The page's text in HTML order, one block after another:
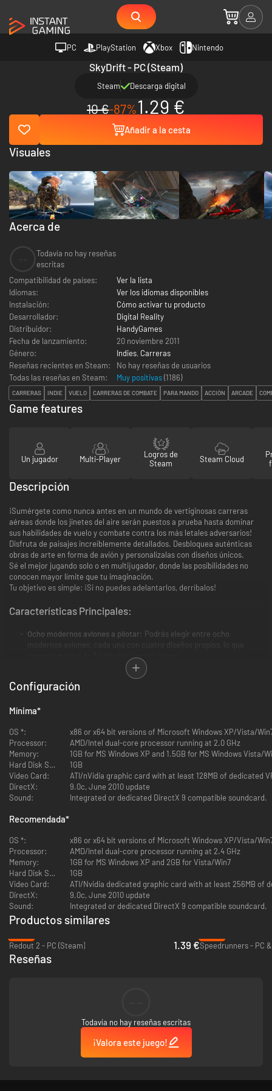
PC PlayStation Xbox Nintendo
SkyDrift - PC (Steam)
Steam Descarga digital
10 €-87%1.29 €
Añadir a la cesta
Acerca de
Todavía no hay reseñas
escritas
Compatibilidad de países:
Ver la lista
Idiomas:
Ver los idiomas disponibles
Instalación:
Cómo activar tu producto
Desarrollador:
Digital Reality
Distribuidor:
HandyGames
Fecha de lanzamiento:
20 noviembre 2011
Género:
Indies, Carreras
Reseñas recientes en Steam:
No hay reseñas de usuarios
Todas las reseñas en Steam:
Muy positivas(1186)
CARRERAS INDIE VUELO CARRERAS DE COMBATE PARA MANDO ACCIÓN ARCADE
Visuales
Game features
Un jugador Multi-Player
Logros de
Steam
Steam Cloud
Descripción
¡Sumérgete como nunca antes en un mundo de vertiginosas carreras
aéreas donde los jinetes del aire serán puestos a prueba hasta dominar
sus habilidades de vuelo y combate contra los más letales adversarios!
Disfruta de paisajes increíblemente detallados. Desbloquea auténticas
obras de arte en forma de avión y personalízalas con diseños únicos.
Sé el mejor jugando solo o en multijugador, donde las posibilidades no
conocen mayor límite que tu imaginación.
Tu objetivo es simple: ¡Si no puedes adelantarlos, derríbalos!
Características Principales:
Ocho modernos aviones a pilotar: Podrás elegir entre ocho
modernos aviones, cada uno con cuatro diseños propios, lo que
supone un total de 32 diseños 'racing' únicos
¡Seis tipos de potenciadores!Consigue hasta dos potenciadores
para el arsenal de tu avión y llévalos al límite consiguiendo mejoras
para éstos. El factor estrategia será clave, deberás elegir qué
energía de propulsión
pintorescos como Gran Cañón, Terreno de Alaska o Islas Hawaianas,
coloreados con bellos tonos vibrantes
Hasta 8 jugadores simultáneos:Derriba a tus amigos online en una
rápida y encarnizada contienda
Tres modos de juego únicos:Modo "Power Race", una carrera a
velocidades de vértigo con la diversión añadida de los
potenciadores; modo "Speed Race", donde deberás seguir un
modo Supervivencia, donde no sólo competirás con los demás
Configuración
Mínima*
OS *:
x86 or x64 bit versions of Microsoft Windows XP/Vista/
Processor:
AMD/Intel dual-core processor running at 2.0 GHz
Memory:
1GB for MS Windows XP and 1.5GB for MS Windows Vista/
Hard Disk Space:
1GB
Video Card:
ATI/nVidia graphic card with at least 128MB of dedicated
DirectX:
9.0c, June 2010 update
Sound:
Integrated or dedicated DirectX 9 compatible soundcard.
Recomendada*
OS *:
x86 or x64 bit versions of Microsoft Windows XP/Vista/
Processor:
AMD/Intel dual-core processor running at 2.4 GHz
Memory:
1GB for MS Windows XP and 2GB for Vista/Win7
Hard Disk Space:
1GB
Video Card:
ATI/Nvidia dedicated graphic card with at least 256MB of
DirectX:
9.0c, June 2010 update
Sound:
Integrated or dedicated DirectX 9 compatible soundcard.
Productos similares
Redout 2 - PC (Steam)
1.39 €Speedrunners - PC
Reseñas
Todavía no hay reseñas escritas
¡Valora este juego!